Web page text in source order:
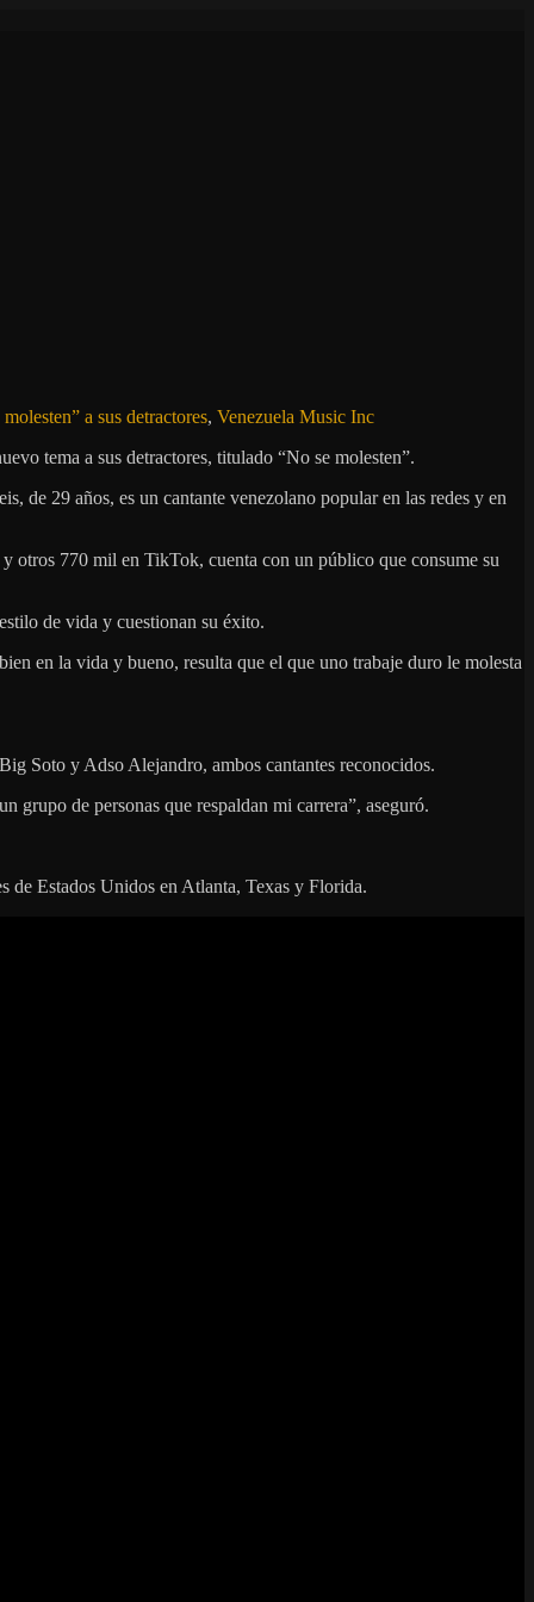
a sus detractores, Venezuela Music Inc
tema a sus detractores, titulado “No se molesten”.
de 29 años, es un cantante venezolano popular en las redes y en
otros 770 mil en TikTok, cuenta con un público que consume su
de vida y cuestionan su éxito.
en la vida y bueno, resulta que el que uno trabaje duro le molesta
Soto y Adso Alejandro, ambos cantantes reconocidos.
grupo de personas que respaldan mi carrera”, aseguró.
de Estados Unidos en Atlanta, Texas y Florida.